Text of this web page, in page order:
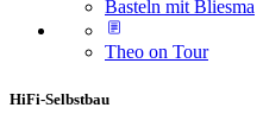
Basteln mit Bliesma
Theo on Tour
HiFi-Selbstbau